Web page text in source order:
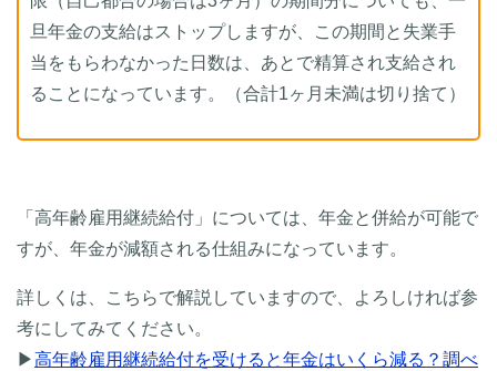
旦年金の支給はストップしますが、この期間と失業手
当をもらわなかった日数は、あとで精算され支給され
ることになっています。（合計1ヶ月未満は切り捨て）
「高年齢雇用継続給付」については、年金と併給が可能で
すが、年金が減額される仕組みになっています。
詳しくは、こちらで解説していますので、よろしければ参
考にしてみてください。
▶高年齢雇用継続給付を受けると年金はいくら減る？調べ